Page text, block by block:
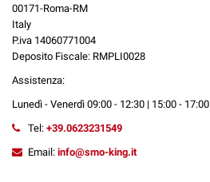
00171-Roma-RM
Italy
P.iva 14060771004
Deposito Fiscale: RMPLI0028
Assistenza:
Lunedì - Venerdì 09:00 - 12:30 | 15:00 - 17:00
Tel: +39.0623231549
Email: info@smo-king.it